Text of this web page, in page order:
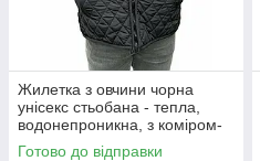
Жилетка з овчини чорна
унісекс стьобана - тепла,
водонепроникна, з коміром-
стійкою (розміри 46-60)
Готово до відправки